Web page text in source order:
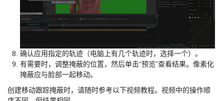
确认应用指定的轨迹（电脑上有几个轨迹时，选择一个）。
有需要时，调整掩蔽的位置，然后单击“预览”查看结果。像素化
掩蔽应与脸部一起移动。
创建移动跟踪掩蔽时，请随时参考以下视频教程。视频中的操作顺